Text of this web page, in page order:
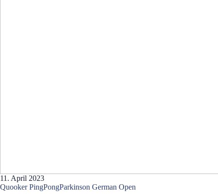
11. April 2023
Quooker PingPongParkinson German Open